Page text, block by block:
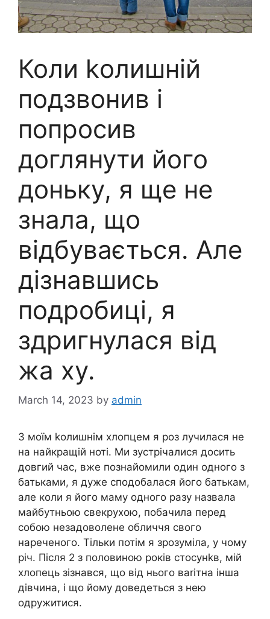
Коли kолишній
подзвонив і
попросив
доглянути його
доньку, я ще не
знала, що
відбувається. Але
дізнавшись
подробиці, я
здригнулася від
жа ху.
March 14, 2023 by admin
З моїм kолишнім хлопцем я роз лучилася не
на найкращій ноті. Ми зустрічалися досить
довгий час, вже познайомили один одного з
батьками, я дуже сподобалася його батькам,
але коли я його маму одного разу назвала
майбутньою свекрухою, побачила перед
собою незадоволене обличчя свого
нареченого. Тільки потім я зрозуміла, у чому
річ. Після 2 з половиною років стосунkв, мій
хлопець зізнався, що від нього ваrітна інша
дівчина, і що йому доведеться з нею
одружитися.